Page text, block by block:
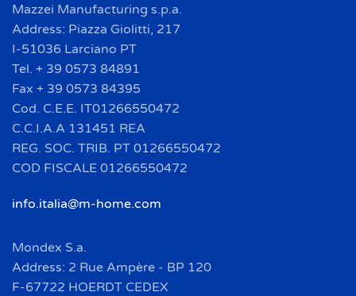
Mazzei Manufacturing s.p.a.
Address: Piazza Giolitti, 217
I-51036 Larciano PT
Tel. + 39 0573 84891
Fax + 39 0573 84395
Cod. C.E.E. IT01266550472
C.C.I.A.A 131451 REA
REG. SOC. TRIB. PT 01266550472
COD FISCALE 01266550472
info.italia@m-home.com
Mondex S.a.
Address: 2 Rue Ampère - BP 120
F-67722 HOERDT CEDEX